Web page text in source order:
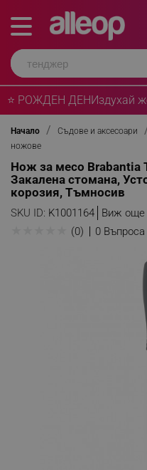
⭐ РОЖДЕН ДЕНИздухай
Начало Съдове и аксесоари
ножове
Нож за месо Brabantia
Закалена стомана,
корозия, Тъмносив
SKU ID: K1001164 Виж още
(0) 0 Въпроса